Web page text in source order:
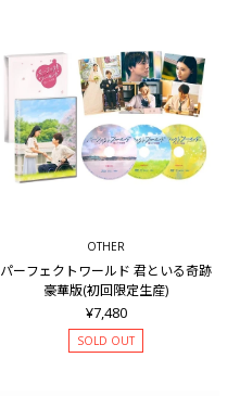
OTHER
パーフェクトワールド 君といる奇跡
豪華版(初回限定生産)
¥7,480
SOLD OUT